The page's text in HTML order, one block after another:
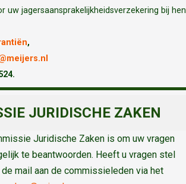
uw jagersaansprakelijkheidsverzekering bij hen
,
JURIDISCHE ZAKEN
Juridische Zaken is om uw vragen
te beantwoorden. Heeft u vragen stel
mail aan de commissieleden via het